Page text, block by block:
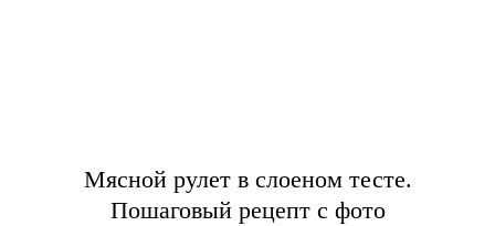
Мясной рулет в слоеном тесте.
Пошаговый рецепт с фото